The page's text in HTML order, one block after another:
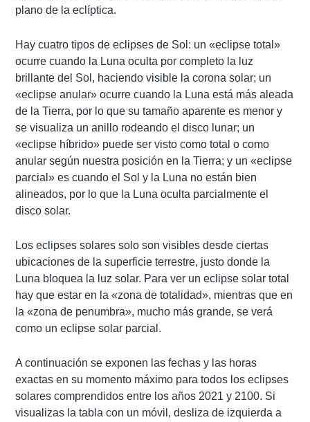
plano de la eclíptica.
Hay cuatro tipos de eclipses de Sol: un «eclipse total»
ocurre cuando la Luna oculta por completo la luz
brillante del Sol, haciendo visible la corona solar; un
«eclipse anular» ocurre cuando la Luna está más aleada
de la Tierra, por lo que su tamaño aparente es menor y
se visualiza un anillo rodeando el disco lunar; un
«eclipse híbrido» puede ser visto como total o como
anular según nuestra posición en la Tierra; y un «eclipse
parcial» es cuando el Sol y la Luna no están bien
alineados, por lo que la Luna oculta parcialmente el
disco solar.
Los eclipses solares solo son visibles desde ciertas
ubicaciones de la superficie terrestre, justo donde la
Luna bloquea la luz solar. Para ver un eclipse solar total
hay que estar en la «zona de totalidad», mientras que en
la «zona de penumbra», mucho más grande, se verá
como un eclipse solar parcial.
A continuación se exponen las fechas y las horas
exactas en su momento máximo para todos los eclipses
solares comprendidos entre los años 2021 y 2100. Si
visualizas la tabla con un móvil, desliza de izquierda a